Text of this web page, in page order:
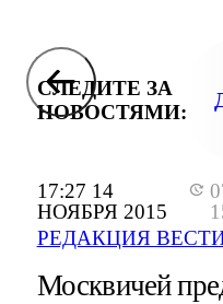
17:27 14
НОЯБРЯ 2015
РЕДАКЦИЯ
СЛЕДИТЕ ЗА
НОВОСТЯМИ:
Москвичей